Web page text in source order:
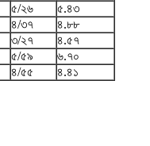
৫/২৬
৫.৪৩
৪/৩৭
৪.৮৮
৩/২৭
৪.৫৭
৫/৫৯
৬.৭০
৪/৫৫ ৪.৪১